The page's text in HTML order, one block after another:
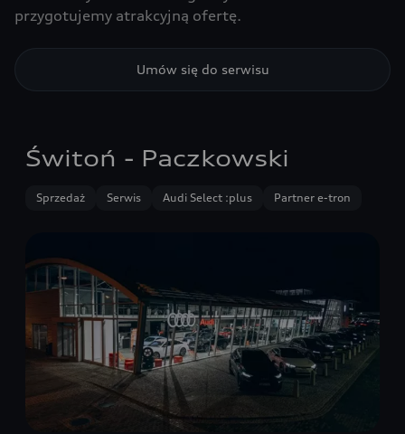
przygotujemy atrakcyjną ofertę.
Umów się do serwisu
Świtoń - Paczkowski
Sprzedaż Serwis Audi Select :plus Partner e-tron